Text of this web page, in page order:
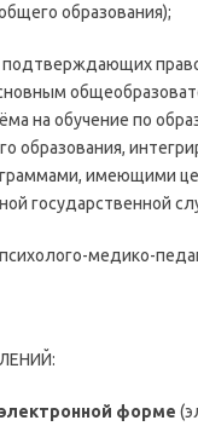
образования);
право
на обучение по
образования,
имеющими
государственной
медико-
форме